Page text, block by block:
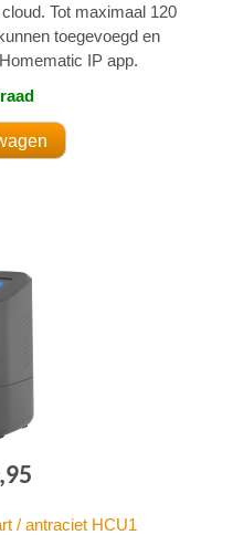
Tot maximaal 120
toegevoegd en
IP app.
/ antraciet HCU1